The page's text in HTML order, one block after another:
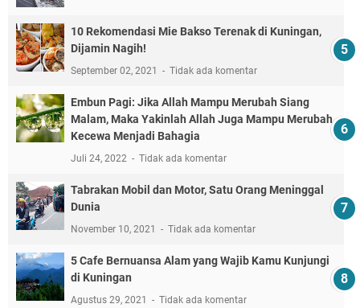
10 Rekomendasi Mie Bakso Terenak di Kuningan,
Dijamin Nagih!
September 02, 2021 Tidak ada komentar
Embun Pagi: Jika Allah Mampu Merubah Siang
Malam, Maka Yakinlah Allah Juga Mampu Merubah
Kecewa Menjadi Bahagia
Juli 24, 2022 Tidak ada komentar
Tabrakan Mobil dan Motor, Satu Orang Meninggal
Dunia
November 10, 2021 Tidak ada komentar
5 Cafe Bernuansa Alam yang Wajib Kamu Kunjungi
di Kuningan
Agustus 29, 2021 Tidak ada komentar